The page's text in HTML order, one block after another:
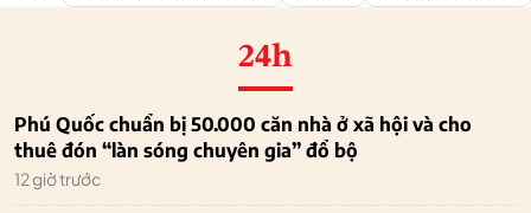
24h
Phú Quốc chuẩn bị 50.000 căn nhà ở xã hội và cho
thuê đón “làn sóng chuyên gia” đổ bộ
12 giờ trước